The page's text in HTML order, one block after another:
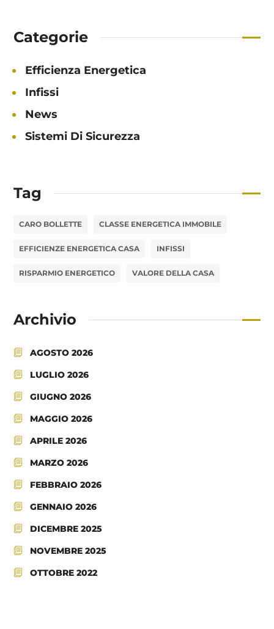
Categorie
Efficienza Energetica
Infissi
News
Sistemi Di Sicurezza
Tag
CARO BOLLETTE CLASSE ENERGETICA IMMOBILE
EFFICIENZE ENERGETICA CASA INFISSI
RISPARMIO ENERGETICO VALORE DELLA CASA
Archivio
AGOSTO 2026
LUGLIO 2026
GIUGNO 2026
MAGGIO 2026
APRILE 2026
MARZO 2026
FEBBRAIO 2026
GENNAIO 2026
DICEMBRE 2025
NOVEMBRE 2025
OTTOBRE 2022